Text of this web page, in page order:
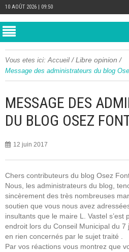
10 AOÛT 2026 | 09:50
Vous etes ici: Accueil /Libre opinion /
Message des administrateurs du blog
MESSAGE DES
DU BLOG OSEZ
12 juin 2017
Chers contributeurs du blog Osez
Nous, les administrateurs du blog,
sincèrement des très nombreuses
soutien que vous nous avez
insultants que le maire L. Vastel s’est
endroit lors du Conseil Municipal du 7
en rien concernés par le sujet traité .
Par vos réactions vous montrez que